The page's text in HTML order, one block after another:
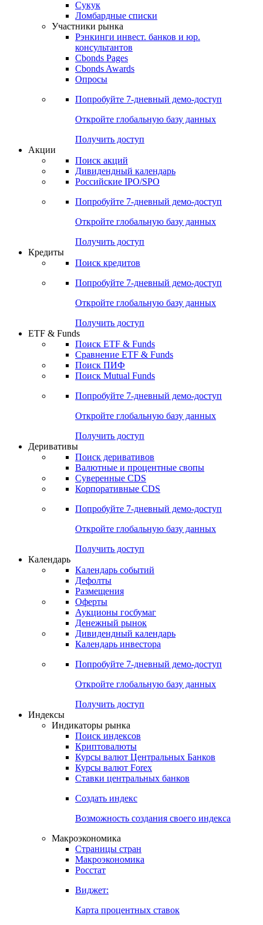
Сукук
Ломбардные списки
Участники рынка
Рэнкинги инвест. банков и юр.
консультантов
Cbonds Pages
Cbonds Awards
Опросы
Попробуйте 7-дневный демо-доступ
Откройте глобальную базу данных
Получить доступ
Акции
Поиск акций
Дивидендный календарь
Российские IPO/SPO
Попробуйте 7-дневный демо-доступ
Откройте глобальную базу данных
Получить доступ
Кредиты
Поиск кредитов
Попробуйте 7-дневный демо-доступ
Откройте глобальную базу данных
Получить доступ
ETF & Funds
Поиск ETF & Funds
Сравнение ETF & Funds
Поиск ПИФ
Поиск Mutual Funds
Попробуйте 7-дневный демо-доступ
Откройте глобальную базу данных
Получить доступ
Деривативы
Поиск деривативов
Валютные и процентные свопы
Суверенные CDS
Корпоративные CDS
Попробуйте 7-дневный демо-доступ
Откройте глобальную базу данных
Получить доступ
Календарь
Календарь событий
Дефолты
Размещения
Оферты
Аукционы госбумаг
Денежный рынок
Дивидендный календарь
Календарь инвестора
Попробуйте 7-дневный демо-доступ
Откройте глобальную базу данных
Получить доступ
Индексы
Индикаторы рынка
Поиск индексов
Криптовалюты
Курсы валют Центральных Банков
Курсы валют Forex
Ставки центральных банков
Создать индекс
Возможность создания своего индекса
Макроэкономика
Страницы стран
Макроэкономика
Росстат
Виджет:
Карта процентных ставок